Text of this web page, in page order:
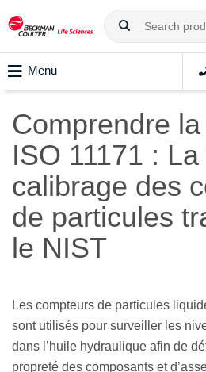
Menu
Comprendre
ISO 11171 :
calibrage des
de particules
le NIST
Les compteurs de particules
sont utilisés pour surveiller les
dans l’huile hydraulique afin de
propreté des composants et